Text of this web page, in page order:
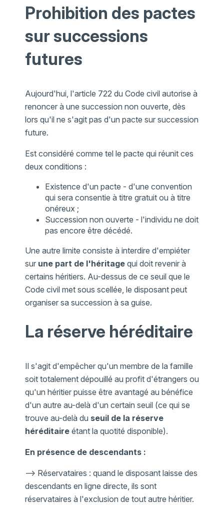
Prohibition des pactes
sur successions
futures
Aujourd'hui, l'article 722 du Code civil autorise à
renoncer à une succession non ouverte, dès
lors qu'il ne s'agit pas d'un pacte sur succession
future.
Est considéré comme tel le pacte qui réunit ces
deux conditions :
Existence d'un pacte - d'une convention
qui sera consentie à titre gratuit ou à titre
onéreux ;
Succession non ouverte - l'individu ne doit
pas encore être décédé.
Une autre limite consiste à interdire d'empiéter
sur une part de l'héritage qui doit revenir à
certains héritiers. Au-dessus de ce seuil que le
Code civil met sous scellée, le disposant peut
organiser sa succession à sa guise.
La réserve héréditaire
Il s'agit d'empêcher qu'un membre de la famille
soit totalement dépouillé au profit d'étrangers ou
qu'un héritier puisse être avantagé au bénéfice
d'un autre au-delà d'un certain seuil (ce qui se
trouve au-delà du seuil de la réserve
héréditaire étant la quotité disponible).
En présence de descendants :
--> Réservataires : quand le disposant laisse des
descendants en ligne directe, ils sont
réservataires à l'exclusion de tout autre héritier.